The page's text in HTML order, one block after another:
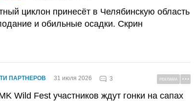
циклон принесёт в Челябинскую область
и обильные осадки. Скрин
ПАРТНЕРОВ 31 июля 2026 3 РЕКЛАМА
Wild Fest участников ждут гонки на сапах